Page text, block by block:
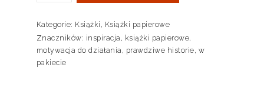
Kategorie: Książki , Książki papierowe
Znaczników: inspiracja , książki papierowe,
motywacja do działania , prawdziwe historie, w
pakiecie